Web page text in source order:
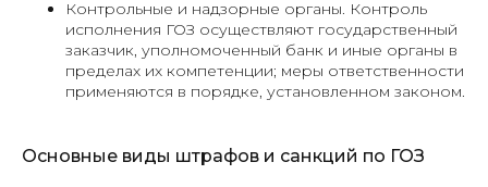
Контрольные и надзорные органы. Контроль
исполнения ГОЗ осуществляют государственный
заказчик, уполномоченный банк и иные органы в
пределах их компетенции; меры ответственности
применяются в порядке, установленном законом.
Основные виды штрафов и санкций по ГОЗ